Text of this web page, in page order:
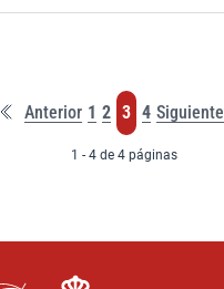
Primera
página
Anterior Página
1 Página
2 Página
3 Página
4 Siguiente
1 - 4 de 4 páginas